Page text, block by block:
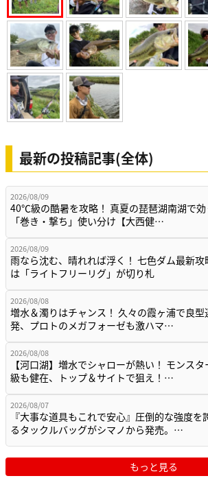
最新の投稿記事(全体)
2026/08/09
40℃級の酷暑を攻略！ 真夏の琵琶湖南湖で効
「巻き・撃ち」使い分け【大西健…
2026/08/09
雨なら沈む、晴れれば浮く！ 七色ダム最新攻
は「ライトフリーリグ」が切り札
2026/08/08
増水＆濁りはチャンス！ 久々の霞ヶ浦で良型
発、プロトのメガフォーゼも激ハマ…
2026/08/08
【河口湖】増水でシャローが熱い！ モンスタ
級も健在、トップ＆サイトで狙え！…
2026/08/07
『大事な道具もこれで安心』圧倒的な強度を
るタックルバッグがシマノから発売。…
もっと見る